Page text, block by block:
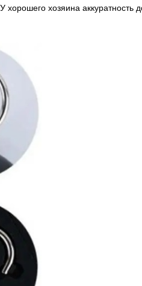
Toppik
Наборы свечей,
хорошего хозяина аккуратность